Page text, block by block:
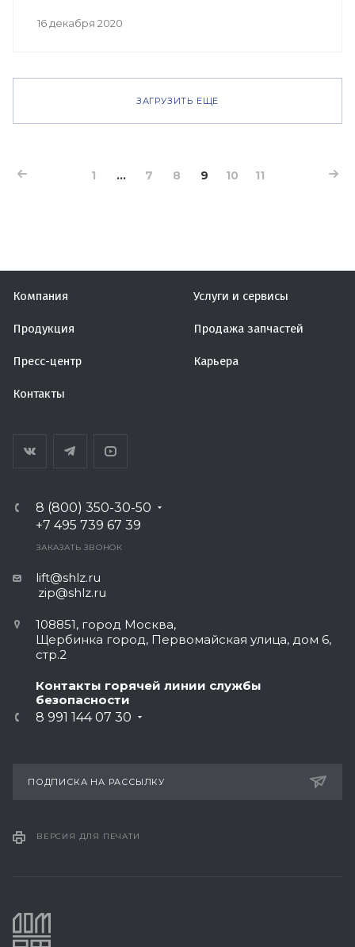
16 декабря 2020
ЗАГРУЗИТЬ ЕЩЕ
1 ... 7 8 9 10 11
Компания Услуги и сервисы
Продукция Продажа запчастей
Пресс-центр Карьера
Контакты
8 (800) 350-30-50
+7 495 739 67 39
ЗАКАЗАТЬ ЗВОНОК
lift@shlz.ru
zip@shlz.ru
108851, город Москва,
Щербинка город, Первомайская улица, дом 6,
стр.2
Контакты горячей линии службы
безопасности
8 991 144 07 30
ПОДПИСКА НА РАССЫЛКУ
ВЕРСИЯ ДЛЯ ПЕЧАТИ